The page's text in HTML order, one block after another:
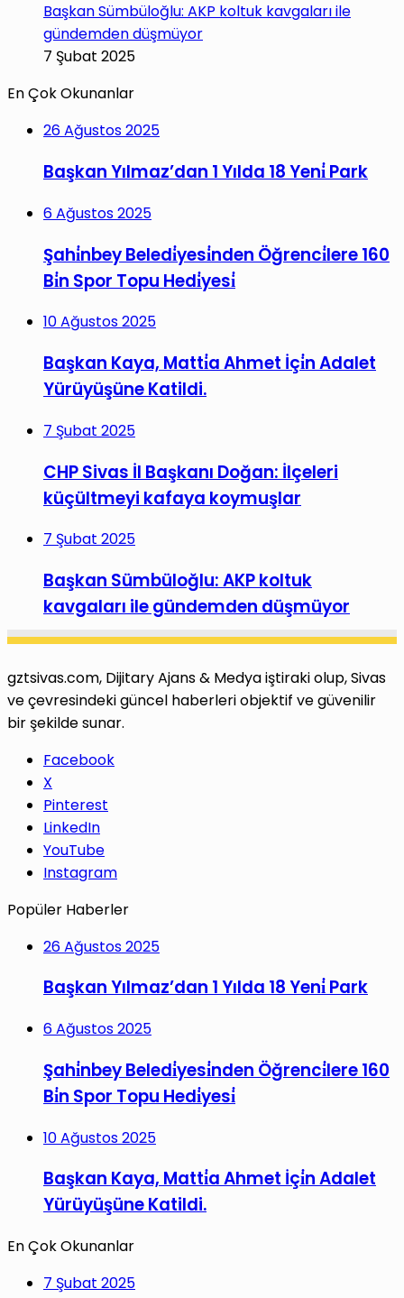
Başkan Sümbüloğlu: AKP koltuk kavgaları ile
gündemden düşmüyor
7 Şubat 2025
En Çok Okunanlar
26 Ağustos 2025
Başkan Yılmaz’dan 1 Yılda 18 Yeni̇ Park
6 Ağustos 2025
Şahi̇nbey Beledi̇yesi̇nden Öğrenci̇lere 160
Bi̇n Spor Topu Hedi̇yesi̇
10 Ağustos 2025
Başkan Kaya, Matti̇a Ahmet İçi̇n Adalet
Yürüyüşüne Katildi.
7 Şubat 2025
CHP Sivas İl Başkanı Doğan: İlçeleri
küçültmeyi kafaya koymuşlar
7 Şubat 2025
Başkan Sümbüloğlu: AKP koltuk
kavgaları ile gündemden düşmüyor
gztsivas.com, Dijitary Ajans & Medya iştiraki olup, Sivas
ve çevresindeki güncel haberleri objektif ve güvenilir
bir şekilde sunar.
Facebook
X
Pinterest
LinkedIn
YouTube
Instagram
Popüler Haberler
26 Ağustos 2025
Başkan Yılmaz’dan 1 Yılda 18 Yeni̇ Park
6 Ağustos 2025
Şahi̇nbey Beledi̇yesi̇nden Öğrenci̇lere 160
Bi̇n Spor Topu Hedi̇yesi̇
10 Ağustos 2025
Başkan Kaya, Matti̇a Ahmet İçi̇n Adalet
Yürüyüşüne Katildi.
En Çok Okunanlar
7 Şubat 2025